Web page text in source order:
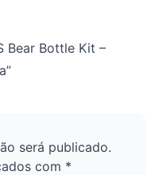
Bear Bottle Kit –
será publicado.
com *